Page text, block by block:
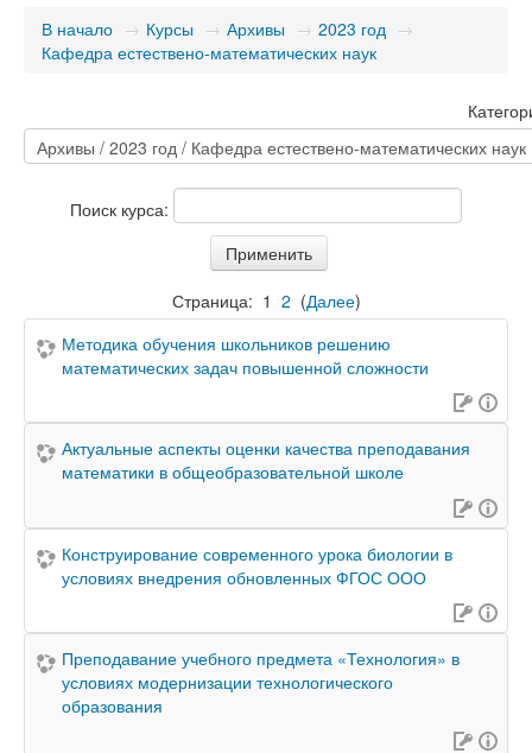
В начало → Курсы → Архивы → 2023 год →
Кафедра естествено-математических наук
Поиск курса:
Страница: 1 2 (Далее)
Методика обучения школьников решению
математических задач повышенной сложности
Актуальные аспекты оценки качества преподавания
математики в общеобразовательной школе
Конструирование современного урока биологии в
условиях внедрения обновленных ФГОС ООО
Преподавание учебного предмета «Технология» в
условиях модернизации технологического
образования